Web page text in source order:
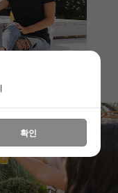
확인